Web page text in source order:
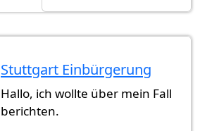
Stuttgart Einbürgerung
Hallo, ich wollte über mein Fall
berichten.